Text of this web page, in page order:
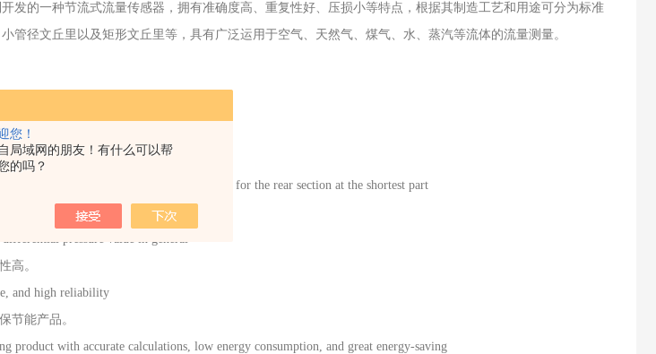
您！
局域网的朋友！有什么可以帮
的吗？
发的一种节流式流量传感器，拥有准确度高、重复性好、压损小等特点，根据其制造工艺和用途可分为标准
管径文丘里以及矩形文丘里等，具有广泛运用于空气、天然气、煤气、水、蒸汽等流体的流量测量。
后1.5D。
2.5D for the front section and 1.5D for the rear section at the shortest part
的1/8左右。
pressure value in general
高。
and high reliability
节能产品。
product with accurate calculations, low energy consumption, and great energy-saving